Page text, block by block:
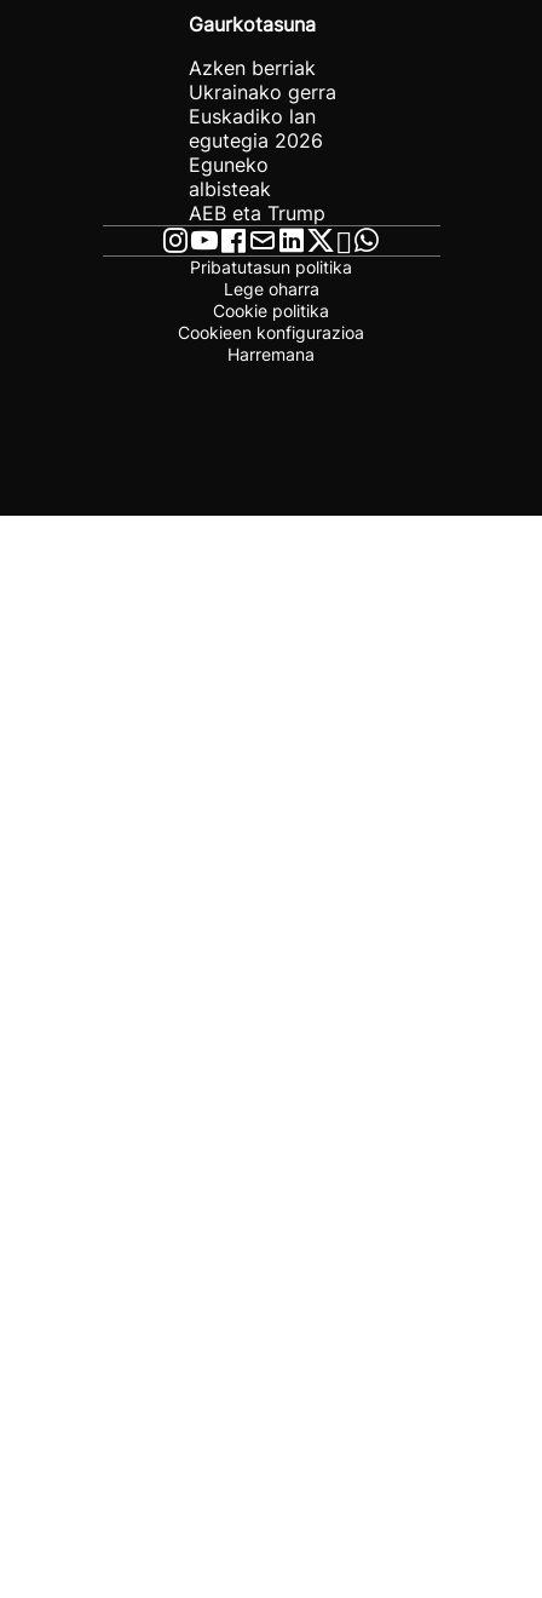
Gaurkotasuna
Azken berriak
Ukrainako gerra
Euskadiko lan
egutegia 2026
Eguneko
albisteak
AEB eta Trump
Pribatutasun politika
Lege oharra
Cookie politika
Cookieen konfigurazioa
Harremana